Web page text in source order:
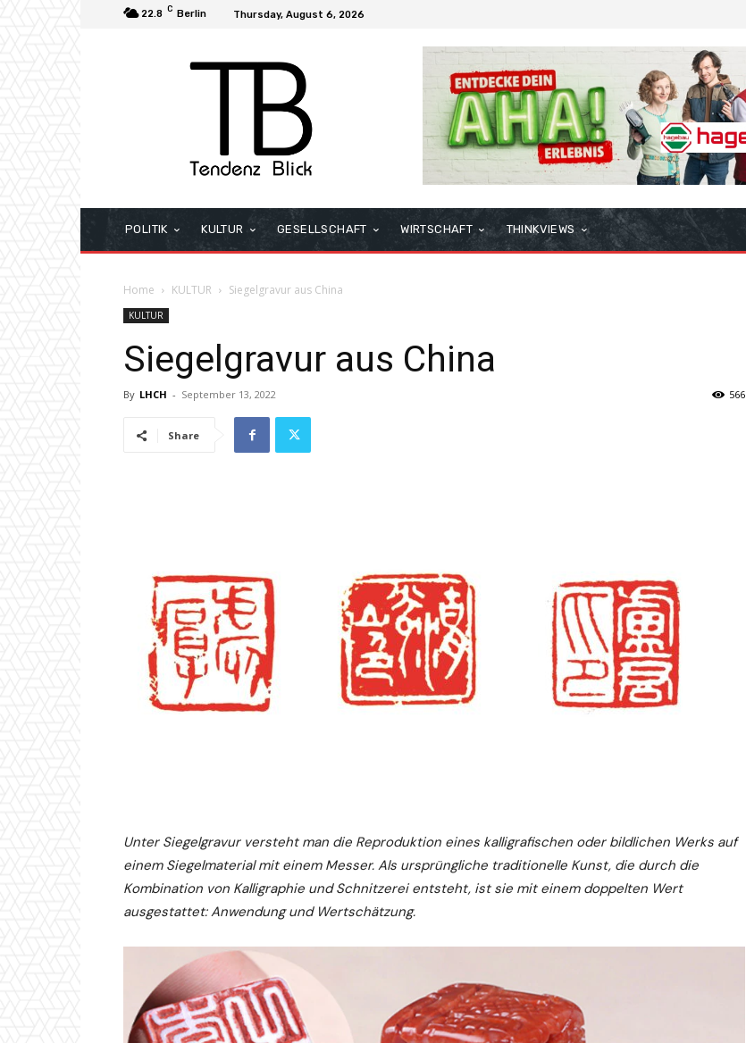
22.8 C Berlin Thursday, August 6, 2026
POLITIK KULTUR GESELLSCHAFT WIRTSCHAFT THINKVIEWS
Home KULTUR Siegelgravur aus China
KULTUR
Siegelgravur aus China
By LHCH - September 13, 2022 566
Share
Unter Siegelgravur versteht man die Reproduktion eines kalligrafischen oder bildlichen Werks auf
einem Siegelmaterial mit einem Messer. Als ursprüngliche traditionelle Kunst, die durch die
Kombination von Kalligraphie und Schnitzerei entsteht, ist sie mit einem doppelten Wert
ausgestattet: Anwendung und Wertschätzung.